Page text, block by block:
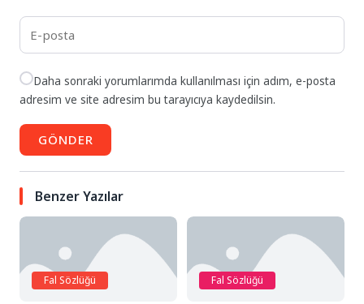
Daha sonraki yorumlarımda kullanılması için adım, e-posta
adresim ve site adresim bu tarayıcıya kaydedilsin.
GÖNDER
Benzer Yazılar
Fal Sözlüğü Fal Sözlüğü